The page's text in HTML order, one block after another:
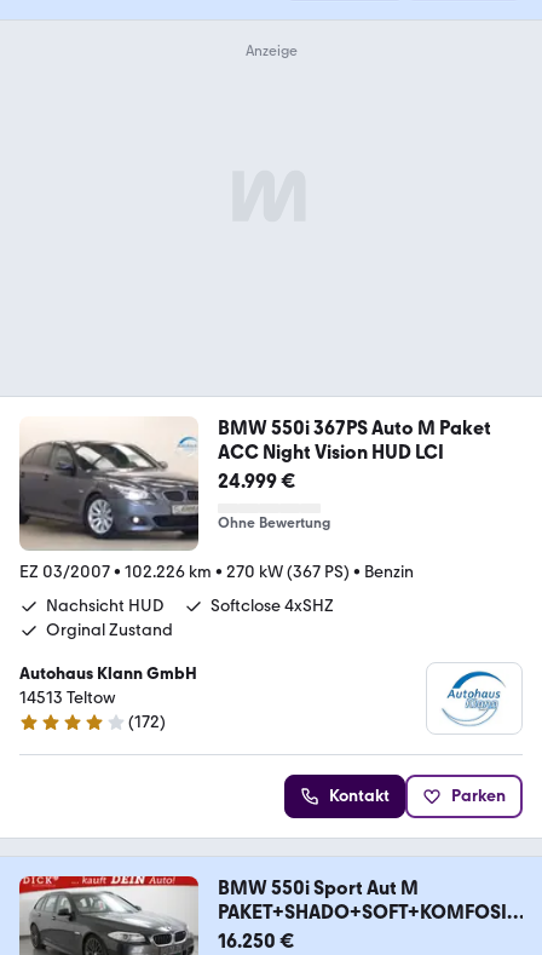
BMW 550i 367PS Auto M Paket
ACC Night Vision HUD LCI
24.999 €
Ohne Bewertung
EZ 03/2007• 102.226 km • 270 kW (367 PS) • Benzin
Nachsicht HUD
Softclose 4xSHZ
Orginal Zustand
Autohaus Klann GmbH
14513 Teltow
4 Sterne
(172)
Kontakt Parken
BMW 550i Sport Aut M
PAKET+SHADO+SOFT+KOMFOSI+
AHK+20
16.250 €